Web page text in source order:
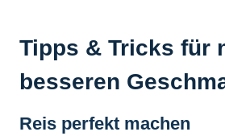
Tipps & Tricks für
besseren
Reis perfekt machen